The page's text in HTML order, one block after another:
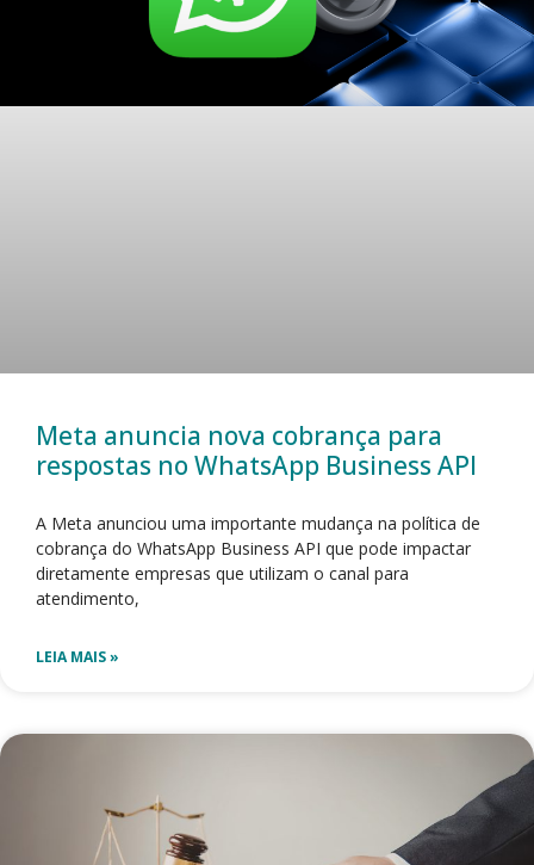
Meta anuncia nova cobrança para
respostas no WhatsApp Business API
A Meta anunciou uma importante mudança na política de
cobrança do WhatsApp Business API que pode impactar
diretamente empresas que utilizam o canal para
atendimento,
LEIA MAIS »